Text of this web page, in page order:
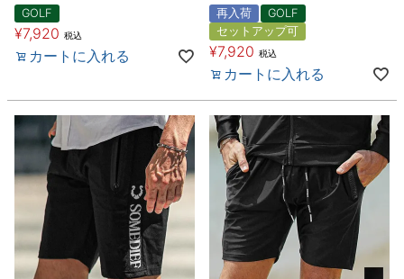
GOLF
¥7,920 税込
カートに入れる
再入荷
GOLF
セットアップ可
¥7,920 税込
カートに入れる